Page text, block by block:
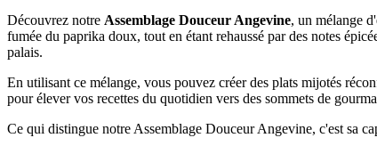
Découvrez notre Assemblage Douceur Angevine, un mélange
fumée du paprika doux, tout en étant rehaussé par des notes
palais.
En utilisant ce mélange, vous pouvez créer des plats mijotés
pour élever vos recettes du quotidien vers des sommets de
Ce qui distingue notre Assemblage Douceur Angevine, c'est sa